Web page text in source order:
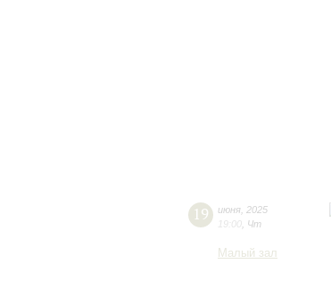
19 июня 2025
19:00 Чт
Малый зал